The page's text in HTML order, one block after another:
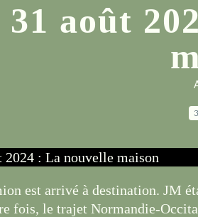
31 août
est arrivé à destination. JM
fois, le trajet Normandie-